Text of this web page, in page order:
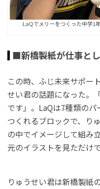
LaQでメリーをつくった中学1
■新橋製紙が仕事と
この時、ふじ未来サポー
せい君の話題になった。
です」。LaQは7種類の
つくれるブロックで、り
の中でイメージして組み
元のイラストを見ただけ
りゅうせい君は新橋製紙